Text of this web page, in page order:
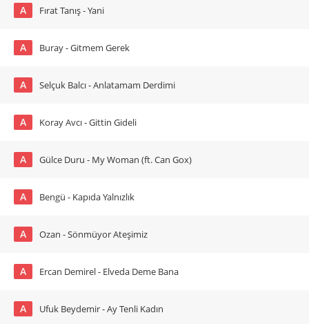
A Fırat Tanış - Yani
A Buray - Gitmem Gerek
A Selçuk Balcı - Anlatamam Derdimi
A Koray Avcı - Gittin Gideli
A Gülce Duru - My Woman (ft. Can Gox)
A Bengü - Kapıda Yalnızlık
A Ozan - Sönmüyor Ateşimiz
A Ercan Demirel - Elveda Deme Bana
A Ufuk Beydemir - Ay Tenli Kadın